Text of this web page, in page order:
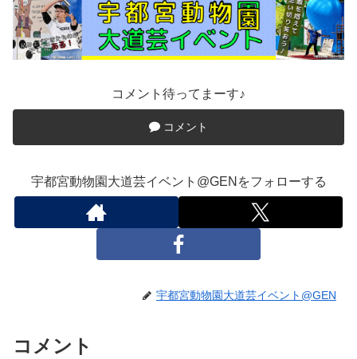
コメント待ってまーす♪
コメント
宇都宮動物園大道芸イベント@GENをフォローする
宇都宮動物園大道芸イベント@GEN
コメント